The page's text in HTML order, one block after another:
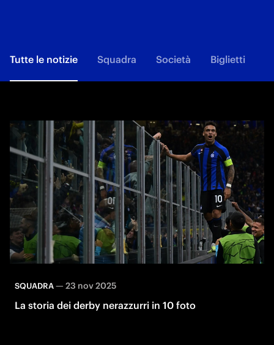
Tutte le notizie Squadra Società Biglietti
SQUADRA— 23 nov 2025
La storia dei derby nerazzurri in 10 foto